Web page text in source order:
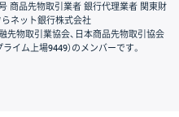
商品先物取引業者 銀行代理業者 関東財
らネット銀行株式会社
先物取引業協会、日本商品先物取引協会
イム上場9449）のメンバーです。